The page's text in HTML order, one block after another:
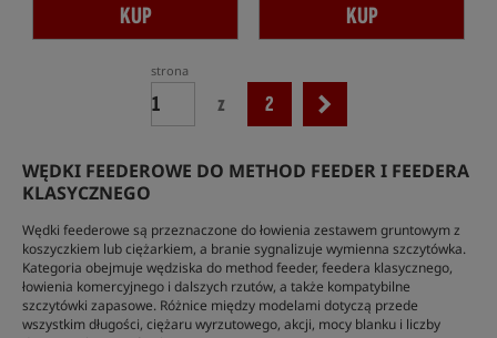
KUP KUP
strona
z 2
WĘDKI FEEDEROWE DO METHOD FEEDER I FEEDERA
KLASYCZNEGO
Wędki feederowe są przeznaczone do łowienia zestawem gruntowym z
koszyczkiem lub ciężarkiem, a branie sygnalizuje wymienna szczytówka.
Kategoria obejmuje wędziska do method feeder, feedera klasycznego,
łowienia komercyjnego i dalszych rzutów, a także kompatybilne
szczytówki zapasowe. Różnice między modelami dotyczą przede
wszystkim długości, ciężaru wyrzutowego, akcji, mocy blanku i liczby